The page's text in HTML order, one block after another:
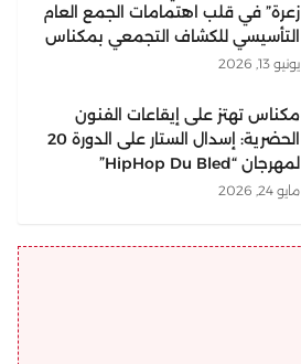
زعرة” في قلب اهتمامات الجمع العام
التأسيسي للكشاف التجمعي بمكناس
يونيو 13, 2026
مكناس تهتز على إيقاعات الفنون
الحضرية: إسدال الستار على الدورة 20
لمهرجان “HipHop Du Bled”
مايو 24, 2026